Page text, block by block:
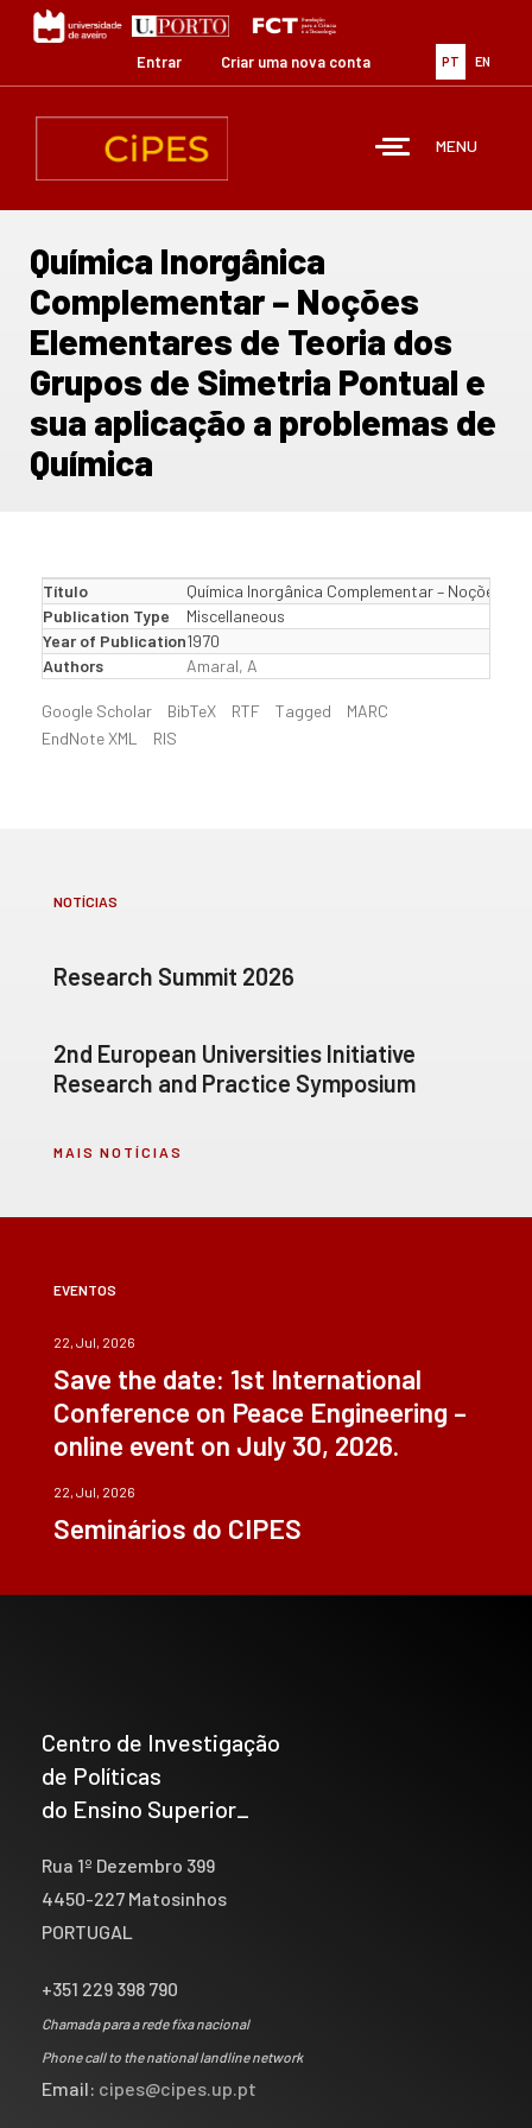
Passar
para
conteúdo
PT EN
Entrar Criar uma nova conta
MENU
Química Inorgânica
Complementar – Noções
Elementares de Teoria dos
Grupos de Simetria Pontual e
sua aplicação a problemas de
Química
Título
Química Inorgânica Complementar – Noções
Publication Type
Miscellaneous
Year of Publication1970
Authors
Amaral, A
Google Scholar BibTeX RTF Tagged
MARC
EndNote XML
RIS
NOTÍCIAS
Research Summit 2026
2nd European Universities Initiative
Research and Practice Symposium
MAIS NOTÍCIAS
EVENTOS
22, Jul, 2026
Save the date: 1st International
Conference on Peace Engineering –
online event on July 30, 2026.
22, Jul, 2026
Seminários do CIPES
Centro de Investigação
de Políticas
do Ensino Superior_
Rua 1º Dezembro 399
4450-227 Matosinhos
PORTUGAL
+351 229 398 790
Chamada para a rede fixa nacional
Phone call to the national landline network
Email: cipes@cipes.up.pt